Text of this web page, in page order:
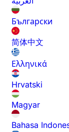
Български
简体中文
Ελληνικά
Hrvatski
Magyar
Bahasa